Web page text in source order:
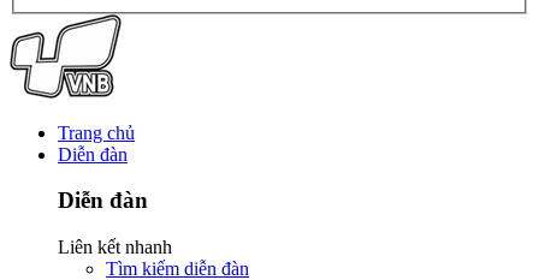
Trang chủ
Diễn đàn
Diễn đàn
Liên kết nhanh
Tìm kiếm diễn đàn